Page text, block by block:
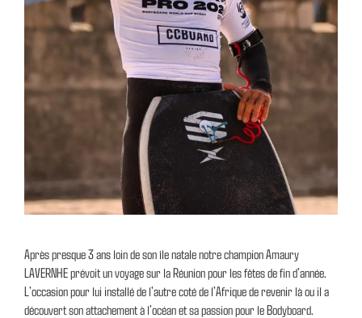
Après presque 3 ans loin de son île natale notre champion Amaury
LAVERNHE prévoit un voyage sur la Réunion pour les fêtes de fin d’année.
L’occasion pour lui installé de l’autre coté de l’Afrique de revenir là ou il a
découvert son attachement à l’océan et sa passion pour le Bodyboard.